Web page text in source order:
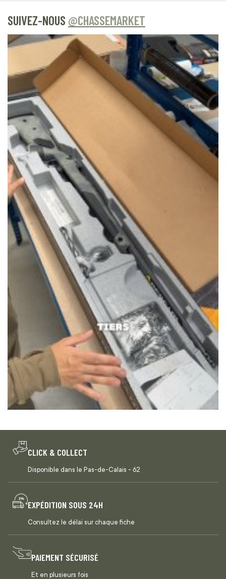
SUIVEZ-NOUS @CHASSEMARKET
CLICK & COLLECT
Disponible dans le Pas-de-Calais - 62
EXPÉDITION SOUS 24H
Consultez le délai sur chaque fiche
PAIEMENT SÉCURISÉ
Et en plusieurs fois